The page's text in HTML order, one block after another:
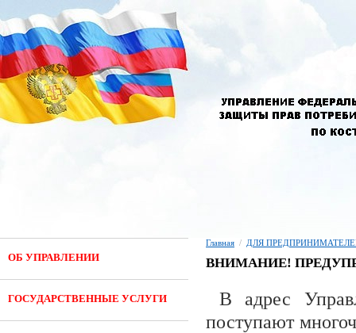
ОБ УПРАВЛЕНИИ
ГОСУДАРСТВЕННЫЕ УСЛУГИ
Главная / ДЛЯ
ВНИМАНИЕ!
В адрес
поступают